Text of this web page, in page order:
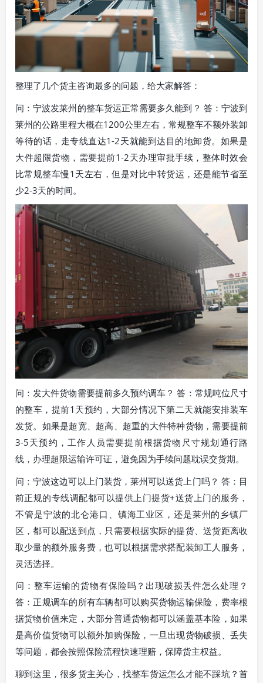
整理了几个货主咨询最多的问题，给大家解答：
问：宁波发莱州的整车货运正常需要多久能到？ 答：宁波到
莱州的公路里程大概在1200公里左右，常规整车不额外装卸
等待的话，走专线直达1-2天就能到达目的地卸货。如果是
大件超限货物，需要提前1-2天办理审批手续，整体时效会
比常规整车慢1天左右，但是对比中转货运，还是能节省至
少2-3天的时间。
问：发大件货物需要提前多久预约调车？ 答：常规吨位尺寸
的整车，提前1天预约，大部分情况下第二天就能安排装车
发货。如果是超宽、超高、超重的大件特种货物，需要提前
3-5天预约，工作人员需要提前根据货物尺寸规划通行路
线，办理超限运输许可证，避免因为手续问题耽误交货期。
问：宁波这边可以上门装货，莱州可以送货上门吗？ 答：目
前正规的专线调配都可以提供上门提货+送货上门的服务，
不管是宁波的北仑港口、镇海工业区，还是莱州的乡镇厂
区，都可以配送到点，只需要根据实际的提货、送货距离收
取少量的额外服务费，也可以根据需求搭配装卸工人服务，
灵活选择。
问：整车运输的货物有保险吗？出现破损丢件怎么处理？
答：正规调车的所有车辆都可以购买货物运输保险，费率根
据货物价值来定，大部分普通货物都可以涵盖基本险，如果
是高价值货物可以额外加购保险，一旦出现货物破损、丢失
等问题，都会按照保险流程快速理赔，保障货主权益。
聊到这里，很多货主关心，找整车货运怎么才能不踩坑？首